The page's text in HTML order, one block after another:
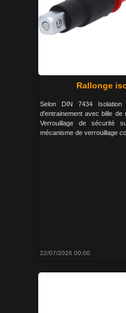
Rallonge
Selon DIN 7434
d'entrainement avec bille de
Verrouillage de sécurité
mécanisme de verrouillage
22/07/2026 00:00